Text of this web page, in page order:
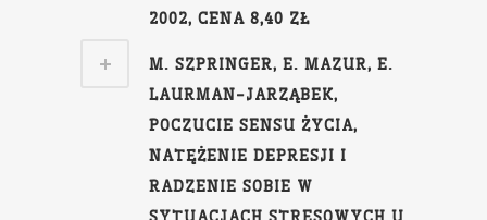
2002, CENA 8,40 ZŁ
M. SZPRINGER, E. MAZUR, E.
LAURMAN-JARZĄBEK,
POCZUCIE SENSU ŻYCIA,
NATĘŻENIE DEPRESJI I
RADZENIE SOBIE W